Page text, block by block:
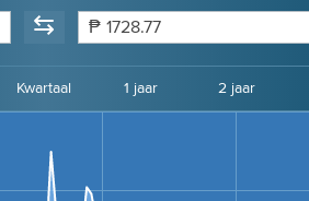
⇆ ₱
Kwartaal 1 jaar 2 jaar